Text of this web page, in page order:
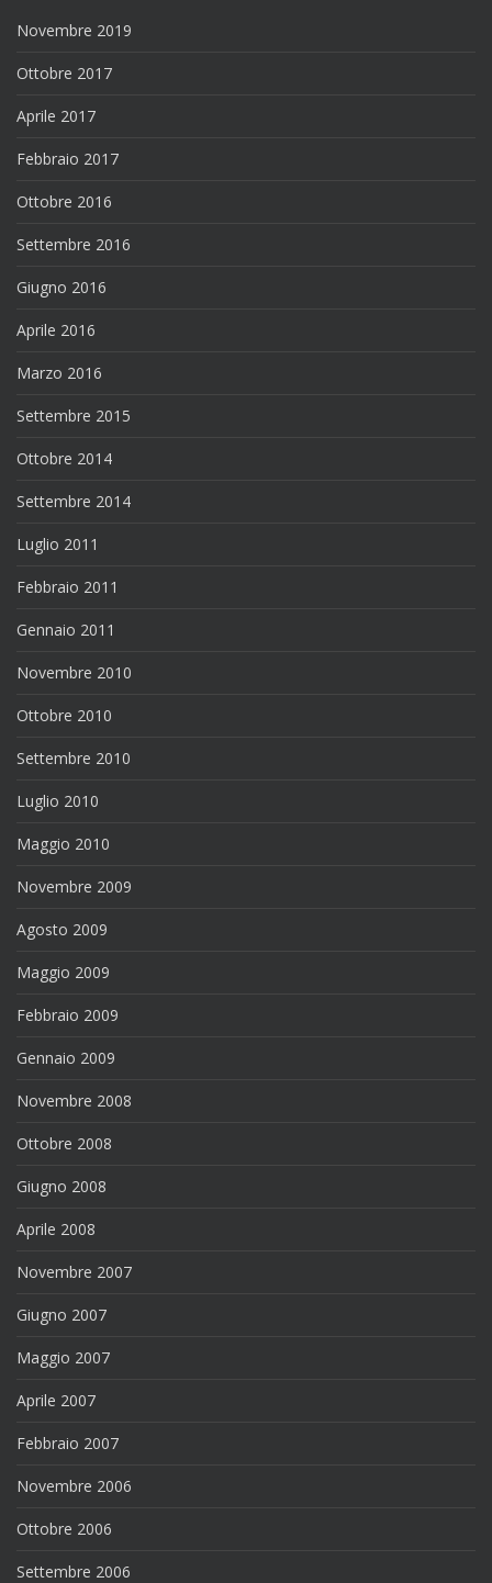
Novembre 2019
Ottobre 2017
Aprile 2017
Febbraio 2017
Ottobre 2016
Settembre 2016
Giugno 2016
Aprile 2016
Marzo 2016
Settembre 2015
Ottobre 2014
Settembre 2014
Luglio 2011
Febbraio 2011
Gennaio 2011
Novembre 2010
Ottobre 2010
Settembre 2010
Luglio 2010
Maggio 2010
Novembre 2009
Agosto 2009
Maggio 2009
Febbraio 2009
Gennaio 2009
Novembre 2008
Ottobre 2008
Giugno 2008
Aprile 2008
Novembre 2007
Giugno 2007
Maggio 2007
Aprile 2007
Febbraio 2007
Novembre 2006
Ottobre 2006
Settembre 2006